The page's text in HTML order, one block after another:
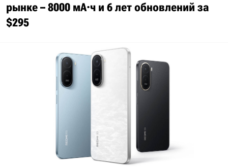
рынке – 8000 мА·ч и 6 лет обновлений за
$295